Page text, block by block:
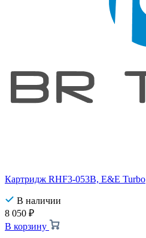
Картридж RHF3-053B, E&E Turbo
В наличии
8 050 ₽
В корзину